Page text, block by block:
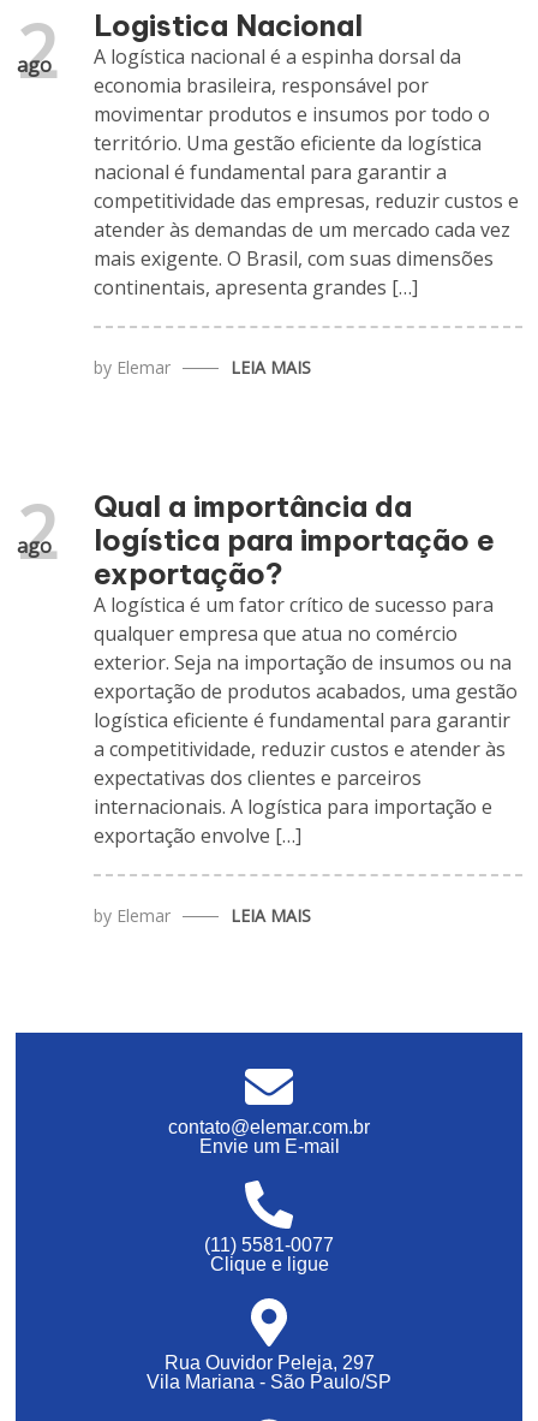
ago
2 Logistica Nacional
A logística nacional é a espinha dorsal da
economia brasileira, responsável por
movimentar produtos e insumos por todo o
território. Uma gestão eficiente da logística
nacional é fundamental para garantir a
competitividade das empresas, reduzir custos e
atender às demandas de um mercado cada vez
mais exigente. O Brasil, com suas dimensões
continentais, apresenta grandes […]
by Elemar LEIA MAIS
ago
2
Qual a importância da
logística para importação e
exportação?
A logística é um fator crítico de sucesso para
qualquer empresa que atua no comércio
exterior. Seja na importação de insumos ou na
exportação de produtos acabados, uma gestão
logística eficiente é fundamental para garantir
a competitividade, reduzir custos e atender às
expectativas dos clientes e parceiros
internacionais. A logística para importação e
exportação envolve […]
by Elemar LEIA MAIS
contato@elemar.com.br
Envie um E-mail
(11) 5581-0077
Clique e ligue
Rua Ouvidor Peleja, 297
Vila Mariana - São Paulo/SP